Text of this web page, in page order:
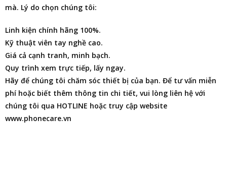
mà. Lý do chọn chúng tôi:
Linh kiện chính hãng 100%.
Kỹ thuật viên tay nghề cao.
Giá cả cạnh tranh, minh bạch.
Quy trình xem trực tiếp, lấy ngay.
Hãy để chúng tôi chăm sóc thiết bị của bạn. Để tư vấn miễn
phí hoặc biết thêm thông tin chi tiết, vui lòng liên hệ với
chúng tôi qua HOTLINE hoặc truy cập website
www.phonecare.vn